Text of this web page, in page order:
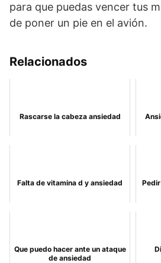
para que puedas vencer tus
de poner un pie en el avión.
Relacionados
Rascarse la cabeza ansiedad
Falta de vitamina d y ansiedad
Que puedo hacer ante un ataque
de ansiedad